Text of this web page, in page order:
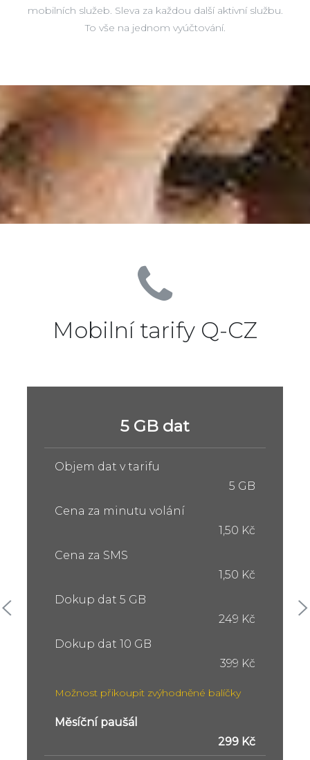
mobilních služeb. Sleva za každou další aktivní službu.
To vše na jednom vyúčtování.
Mobilní tarify Q-CZ
5 GB dat
Objem dat v tarifu
5 GB
Cena za minutu volání
1,50 Kč
Cena za SMS
1,50 Kč
Dokup dat 5 GB
249 Kč
Dokup dat 10 GB
399 Kč
Možnost přikoupit zvýhodněné balíčky
Měsíční paušál
299 Kč